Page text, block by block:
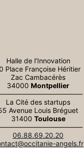
Halle de l’Innovation
Place Françoise Héritier
Zac Cambacérès
34000 Montpellier
La Cité des startups
Avenue Louis Bréguet
31400 Toulouse
06.88.69.20.20
angels.fr